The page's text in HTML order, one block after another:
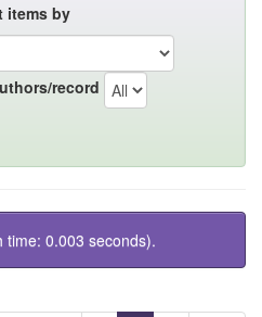
items by
record
time: 0.003 seconds).